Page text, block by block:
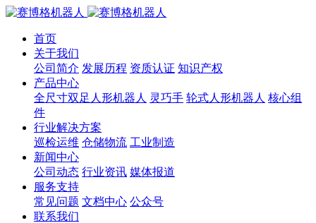
首页
关于我们
公司简介 发展历程 资质认证 知识产权
产品中心
全尺寸双足人形机器人 灵巧手 轮式人形机器人 核心组
件
行业解决方案
巡检运维 仓储物流 工业制造
新闻中心
公司动态 行业资讯 媒体报道
服务支持
常见问题 文档中心 公众号
联系我们